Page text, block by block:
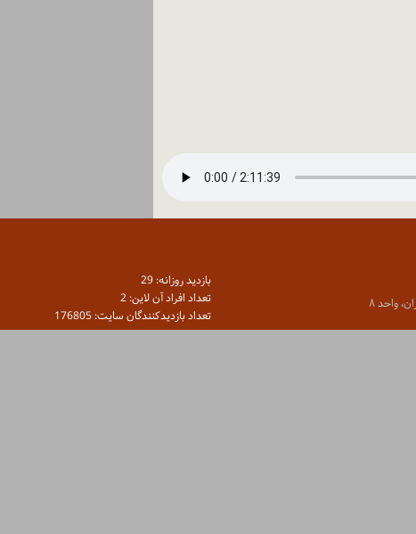
بازديد روزانه: 29
تعداد افراد آن لاين: 2
تعداد بازديدكنندگان سايت: 176805